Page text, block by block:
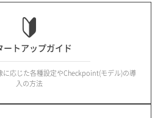
ートアップガイド
に応じた各種設定やCheckpoint(モデル)の導
入の方法